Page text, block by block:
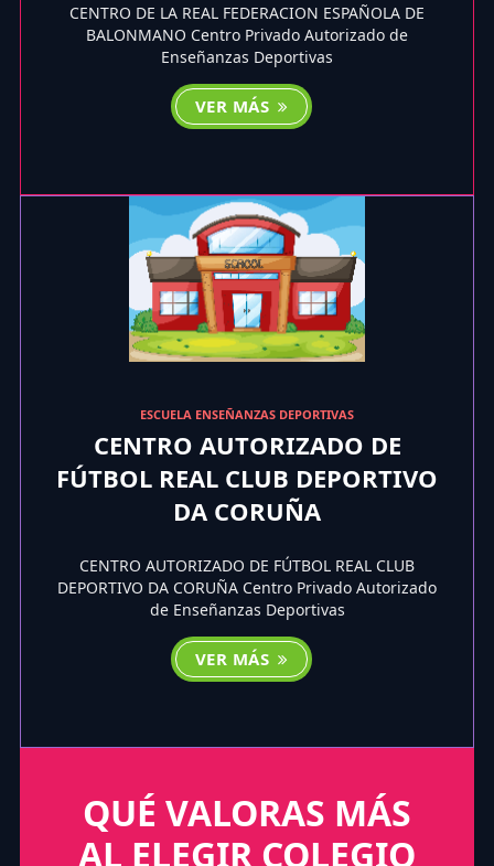
CENTRO DE LA REAL FEDERACION ESPAÑOLA DE
BALONMANO Centro Privado Autorizado de
Enseñanzas Deportivas
VER MÁS
ESCUELA ENSEÑANZAS DEPORTIVAS
CENTRO AUTORIZADO DE
FÚTBOL REAL CLUB DEPORTIVO
DA CORUÑA
CENTRO AUTORIZADO DE FÚTBOL REAL CLUB
DEPORTIVO DA CORUÑA Centro Privado Autorizado
de Enseñanzas Deportivas
VER MÁS
QUÉ VALORAS MÁS
AL ELEGIR COLEGIO